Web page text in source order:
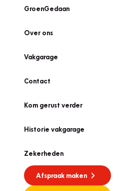
GroenGedaan
Over ons
Vakgarage
Contact
Kom gerust verder
Historie vakgarage
Zekerheden
Afspraak maken